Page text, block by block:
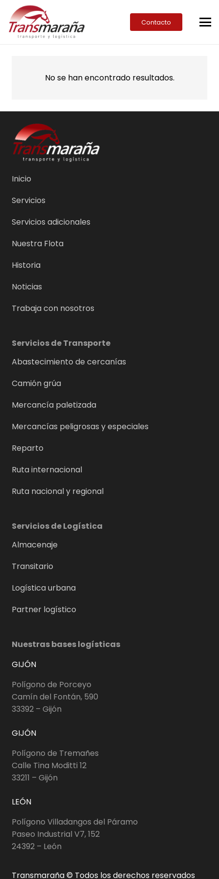
Contacto
No se han encontrado resultados.
Inicio
Servicios
Servicios adicionales
Nuestra Flota
Historia
Noticias
Trabaja con nosotros
Servicios de Transporte
Abastecimiento de cercanías
Camión grúa
Mercancía paletizada
Mercancías peligrosas y especiales
Reparto
Ruta internacional
Ruta nacional y regional
Servicios de Logística
Almacenaje
Transitario
Logística urbana
Partner logístico
Nuestras bases logísticas
GIJÓN
Polígono de Porceyo
Camín del Fontán, 590
33392 – Gijón
GIJÓN
Polígono de Tremañes
Calle Tina Moditti 12
33211 – Gijón
LEÓN
Polígono Villadangos del Páramo
Paseo Industrial V7, 152
24392 – León
Transmaraña © Todos los derechos reservados